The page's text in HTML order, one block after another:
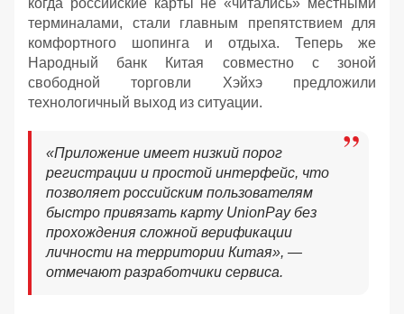
когда российские карты не «читались» местными
терминалами, стали главным препятствием для
комфортного шопинга и отдыха. Теперь же
Народный банк Китая совместно с зоной
свободной торговли Хэйхэ предложили
технологичный выход из ситуации.
«Приложение имеет низкий порог
регистрации и простой интерфейс, что
позволяет российским пользователям
быстро привязать карту UnionPay без
прохождения сложной верификации
личности на территории Китая», —
отмечают разработчики сервиса.